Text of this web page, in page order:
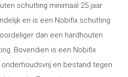
schutting minimaal 25 jaar
en is een Nobifix schutting
dan een hardhouten
Bovendien is een Nobifix
en bestand tegen